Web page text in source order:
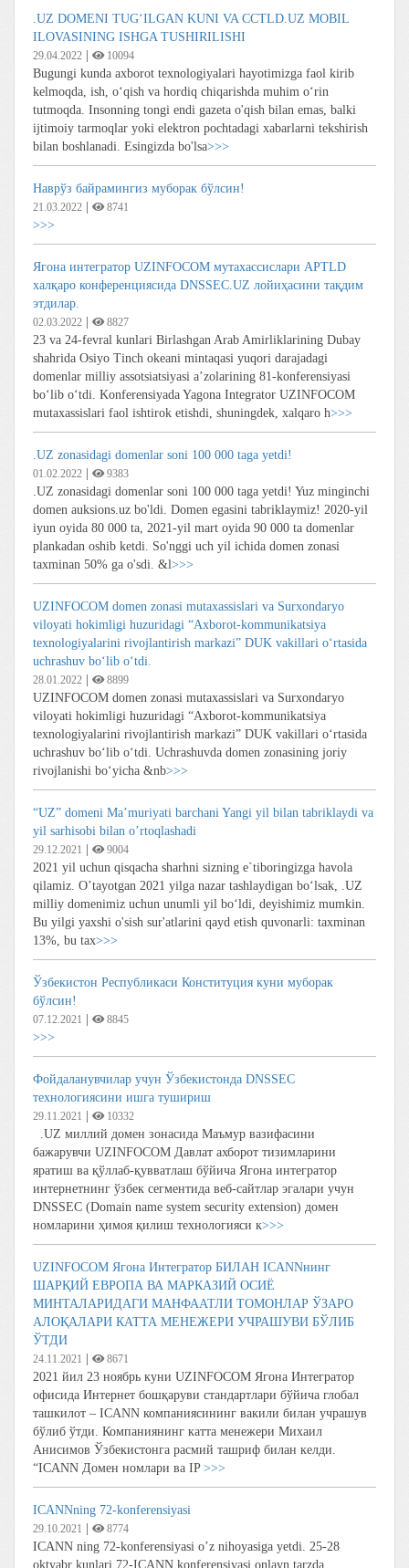
.UZ DOMENI TUG‘ILGAN KUNI VA CCTLD.UZ MOBIL
ILOVASINING ISHGA TUSHIRILISHI
29.04.2022 10094
Bugungi kunda axborot texnologiyalari hayotimizga faol kirib
kelmoqda, ish, o‘qish va hordiq chiqarishda muhim o‘rin
tutmoqda. Insonning tongi endi gazeta o'qish bilan emas, balki
ijtimoiy tarmoqlar yoki elektron pochtadagi xabarlarni tekshirish
bilan boshlanadi. Esingizda bo'lsa>>>
Наврўз байрамингиз муборак бўлсин!
21.03.2022 8741
>>>
Ягона интегратор UZINFOCOM мутахассислари APTLD
халқаро конференциясида DNSSEC.UZ лойиҳасини тақдим
этдилар.
02.03.2022 8827
23 va 24-fevral kunlari Birlashgan Arab Amirliklarining Dubay
shahrida Osiyo Tinch okeani mintaqasi yuqori darajadagi
domenlar milliy assotsiatsiyasi aʼzolarining 81-konferensiyasi
boʻlib oʻtdi. Konferensiyada Yagona Integrator UZINFOCOM
mutaxassislari faol ishtirok etishdi, shuningdek, xalqaro h>>>
.UZ zonasidagi domenlar soni 100 000 taga yetdi!
01.02.2022 9383
.UZ zonasidagi domenlar soni 100 000 taga yetdi! Yuz minginchi
domen auksions.uz bo'ldi. Domen egasini tabriklaymiz! 2020-yil
iyun oyida 80 000 ta, 2021-yil mart oyida 90 000 ta domenlar
plankadan oshib ketdi. So'nggi uch yil ichida domen zonasi
taxminan 50% ga o'sdi. &l>>>
UZINFOCOM domen zonasi mutaxassislari va Surxondaryo
viloyati hokimligi huzuridagi “Axborot-kommunikatsiya
texnologiyalarini rivojlantirish markazi” DUK vakillari o‘rtasida
uchrashuv bo‘lib o‘tdi.
28.01.2022 8899
UZINFOCOM domen zonasi mutaxassislari va Surxondaryo
viloyati hokimligi huzuridagi “Axborot-kommunikatsiya
texnologiyalarini rivojlantirish markazi” DUK vakillari o‘rtasida
uchrashuv bo‘lib o‘tdi. Uchrashuvda domen zonasining joriy
rivojlanishi bo‘yicha &nb>>>
“UZ” domeni Ma’muriyati barchani Yangi yil bilan tabriklaydi va
yil sarhisobi bilan o’rtoqlashadi
29.12.2021 9004
2021 yil uchun qisqacha sharhni sizning e`tiboringizga havola
qilamiz. O’tayotgan 2021 yilga nazar tashlaydigan bo‘lsak, .UZ
milliy domenimiz uchun unumli yil bo‘ldi, deyishimiz mumkin.
Bu yilgi yaxshi o'sish sur'atlarini qayd etish quvonarli: taxminan
13%, bu tax>>>
Ўзбекистон Республикаси Конституция куни муборак
бўлсин!
07.12.2021 8845
>>>
Фойдаланувчилар учун Ўзбекистонда DNSSEC
технологиясини ишга тушириш
29.11.2021 10332
.UZ миллий домен зонасида Маъмур вазифасини
бажарувчи UZINFOCOM Давлат ахборот тизимларини
яратиш ва қўллаб-қувватлаш бўйича Ягона интегратор
интернетнинг ўзбек сегментида веб-сайтлар эгалари учун
DNSSEC (Domain name system security extension) домен
номларини ҳимоя қилиш технологияси к>>>
UZINFOCOM Ягона Интегратор БИЛАН ICANNнинг
ШАРҚИЙ ЕВРОПА ВА МАРКАЗИЙ ОСИЁ
МИНТАЛАРИДАГИ МАНФААТЛИ ТОМОНЛАР ЎЗАРО
АЛОҚАЛАРИ КАТТА МЕНЕЖЕРИ УЧРАШУВИ БЎЛИБ
ЎТДИ
24.11.2021 8671
2021 йил 23 ноябрь куни UZINFOCOM Ягона Интегратор
офисида Интернет бошқаруви стандартлари бўйича глобал
ташкилот – ICANN компаниясининг вакили билан учрашув
бўлиб ўтди. Компаниянинг катта менежери Михаил
Анисимов Ўзбекистонга расмий ташриф билан келди.
“ICANN Домен номлари ва IP >>>
ICANNning 72-konferensiyasi
29.10.2021 8774
ICANN ning 72-konferensiyasi o’z nihoyasiga yetdi. 25-28
oktyabr kunlari 72-ICANN konferensiyasi onlayn tarzda